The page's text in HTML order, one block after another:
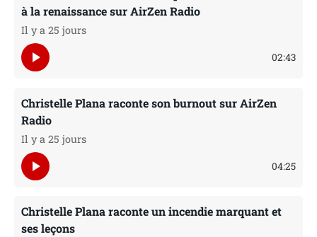
à la renaissance sur AirZen Radio
Il y a 25 jours
play_arrow 02:43
Christelle Plana raconte son burnout sur AirZen
Radio
Il y a 25 jours
play_arrow 04:25
Christelle Plana raconte un incendie marquant et
ses leçons